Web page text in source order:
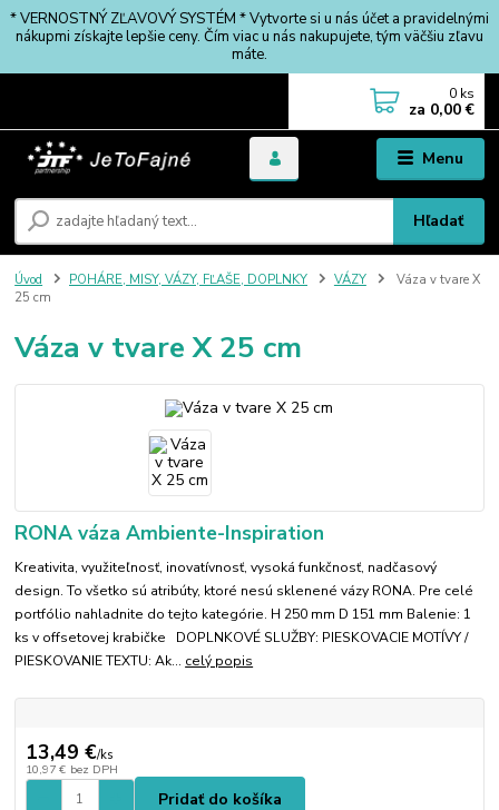
* VERNOSTNÝ ZĽAVOVÝ SYSTÉM * Vytvorte si u nás účet a pravidelnými
nákupmi získajte lepšie ceny. Čím viac u nás nakupujete, tým väčšiu zľavu
máte.
Menu
Hľadať
0 ks
za 0,00 €
Úvod POHÁRE, MISY, VÁZY, FĽAŠE, DOPLNKY VÁZY
Váza v tvare X
25 cm
Váza v tvare X 25 cm
RONA váza Ambiente-Inspiration
Kreativita, využiteľnosť, inovatívnosť, vysoká funkčnosť, nadčasový
design. To všetko sú atribúty, ktoré nesú sklenené vázy RONA. Pre celé
portfólio nahladnite do tejto kategórie. H 250 mm D 151 mm Balenie: 1
ks v offsetovej krabičke DOPLNKOVÉ SLUŽBY: PIESKOVACIE MOTÍVY /
PIESKOVANIE TEXTU: Ak... celý popis
13,49 €/ks
10,97 € bez DPH
Pridať do košíka